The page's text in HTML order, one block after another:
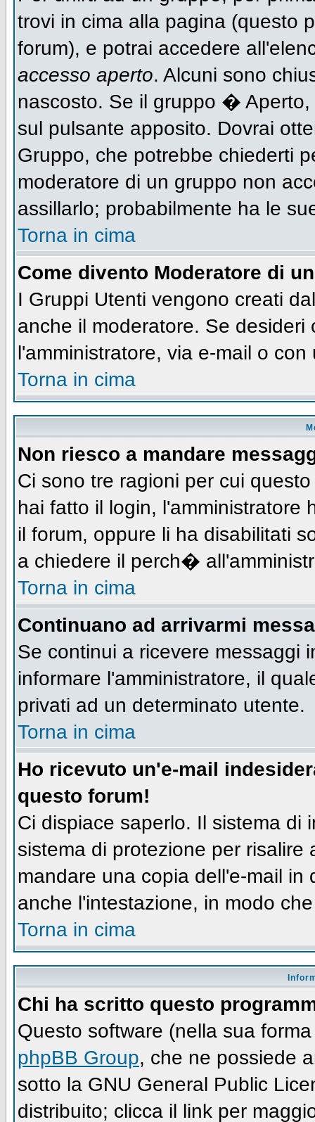
trovi in cima alla pagina (questo
forum), e potrai accedere
accesso aperto. Alcuni sono
nascosto. Se il gruppo �
sul pulsante apposito. Dovrai
Gruppo, che potrebbe chiederti
moderatore di un gruppo non
assillarlo; probabilmente ha le
Torna in cima
Come divento Moderatore di
I Gruppi Utenti vengono creati
anche il moderatore. Se
l'amministratore, via e-mail o
Torna in cima
Non riesco a mandare
Ci sono tre ragioni per cui
hai fatto il login, l'amministratore
il forum, oppure li ha disabilitati
a chiedere il perch�
Torna in cima
Continuano ad arrivarmi
Se continui a ricevere messaggi
informare l'amministratore, il
privati ad un determinato utente.
Torna in cima
Ho ricevuto un'e-mail
questo forum!
Ci dispiace saperlo. Il sistema di
sistema di protezione per
mandare una copia dell'e-mail
anche l'intestazione, in modo
Torna in cima
Chi ha scritto questo
Questo software (nella sua
phpBB Group, che ne possiede
sotto la GNU General Public
distribuito; clicca il link per